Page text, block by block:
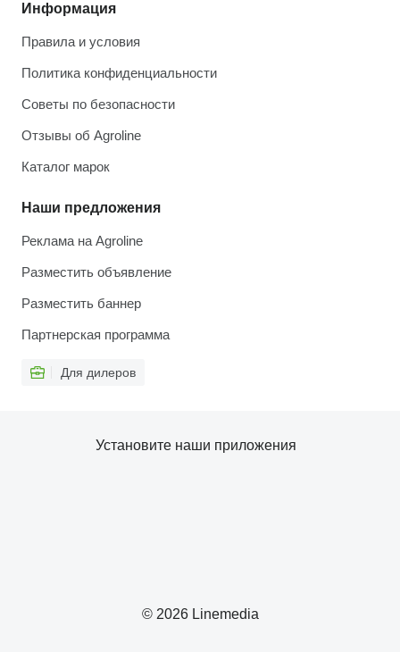
Информация
Правила и условия
Политика конфиденциальности
Советы по безопасности
Отзывы об Agroline
Каталог марок
Наши предложения
Реклама на Agroline
Разместить объявление
Разместить баннер
Партнерская программа
Для дилеров
© 2026 Linemedia
Установите наши приложения